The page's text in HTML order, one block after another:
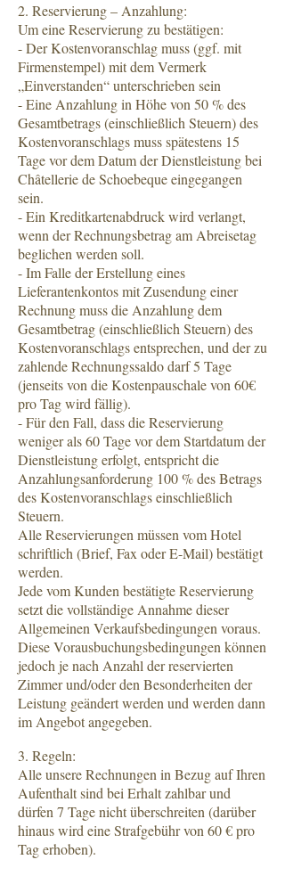
2. Reservierung – Anzahlung:
Um eine Reservierung zu bestätigen:
- Der Kostenvoranschlag muss (ggf. mit
Firmenstempel) mit dem Vermerk
„Einverstanden“ unterschrieben sein
- Eine Anzahlung in Höhe von 50 % des
Gesamtbetrags (einschließlich Steuern) des
Kostenvoranschlags muss spätestens 15
Tage vor dem Datum der Dienstleistung bei
Châtellerie de Schoebeque eingegangen
sein.
- Ein Kreditkartenabdruck wird verlangt,
wenn der Rechnungsbetrag am Abreisetag
beglichen werden soll.
- Im Falle der Erstellung eines
Lieferantenkontos mit Zusendung einer
Rechnung muss die Anzahlung dem
Gesamtbetrag (einschließlich Steuern) des
Kostenvoranschlags entsprechen, und der zu
zahlende Rechnungssaldo darf 5 Tage
(jenseits von die Kostenpauschale von 60€
pro Tag wird fällig).
- Für den Fall, dass die Reservierung
weniger als 60 Tage vor dem Startdatum der
Dienstleistung erfolgt, entspricht die
Anzahlungsanforderung 100 % des Betrags
des Kostenvoranschlags einschließlich
Steuern.
Alle Reservierungen müssen vom Hotel
schriftlich (Brief, Fax oder E-Mail) bestätigt
werden.
Jede vom Kunden bestätigte Reservierung
setzt die vollständige Annahme dieser
Allgemeinen Verkaufsbedingungen voraus.
Diese Vorausbuchungsbedingungen können
jedoch je nach Anzahl der reservierten
Zimmer und/oder den Besonderheiten der
Leistung geändert werden und werden dann
im Angebot angegeben.
3. Regeln:
Alle unsere Rechnungen in Bezug auf Ihren
Aufenthalt sind bei Erhalt zahlbar und
dürfen 7 Tage nicht überschreiten (darüber
hinaus wird eine Strafgebühr von 60 € pro
Tag erhoben).